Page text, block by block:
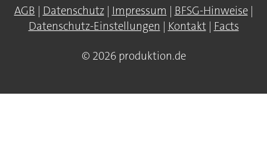
AGB | Datenschutz| Impressum | BFSG-Hinweise|
Datenschutz-Einstellungen | Kontakt| Facts
© 2026 produktion.de